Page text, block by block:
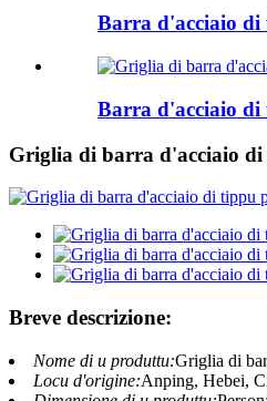
Barra d'acciaio di
Barra d'acciaio di
Griglia di barra d'acciaio di
Breve descrizione:
Nome di u produttu:Griglia di
Locu d'origine:Anping, Hebei,